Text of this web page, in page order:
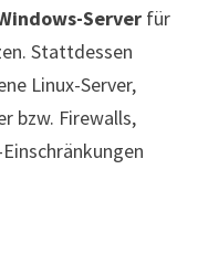
Serverfür
Stattdessen
Linux-Server,
bzw. Firewalls,